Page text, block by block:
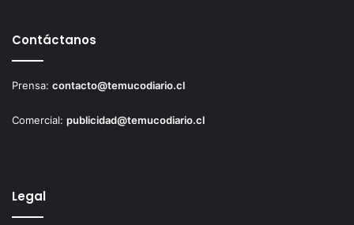
Contáctanos
Prensa: contacto@temucodiario.cl
Comercial: publicidad@temucodiario.cl
Legal